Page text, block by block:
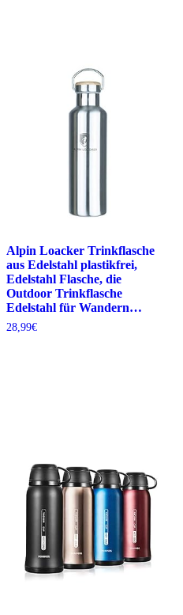
Alpin Loacker Trinkflasche
aus Edelstahl plastikfrei,
Edelstahl Flasche, die
Outdoor Trinkflasche
Edelstahl für Wandern…
28,99€